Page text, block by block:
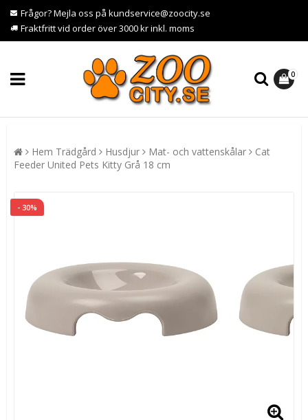
Frågor? Mejla oss på kundservice@zoocity.se
Fraktfritt vid order över 3000 kr inkl. moms
0
Hem Trädgård Husdjur Mat- och vattenskålar
Cat
Feeder United Pets Kitty Grå 18 cm
- 30%